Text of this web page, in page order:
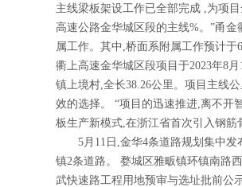
主线梁板架设工作已全部完成 ,为项
高速公路金华城区段的主线%。”甬
属工作。其中,桥面系附属工作预计
衢上高速金华城区段项目于2023年8
镇上境村,全长38.26公里。项目主线
效的选择。 “项目的迅速推进,离不开
板生产新模式,在浙江省首次引入钢
5月11日,金华4条道路规划集中发
镇2条道路。 婺城区雅畈镇环镇南路
武快速路工程用地预审与选址批前公